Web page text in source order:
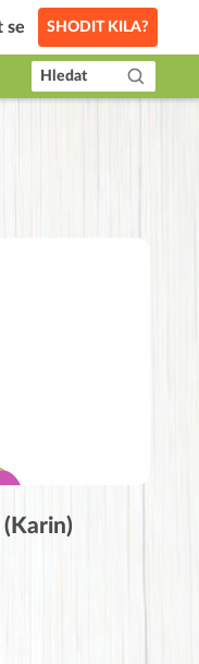
se SHODIT KILA?
Hledat